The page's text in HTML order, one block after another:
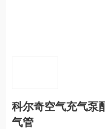
科尔奇空气充气泵
气管